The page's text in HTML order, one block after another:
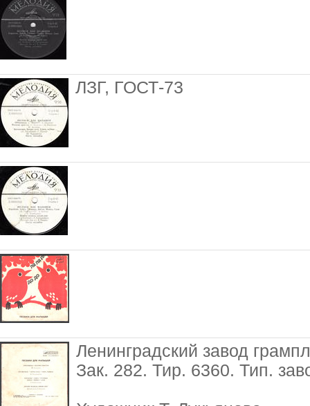
ЛЗГ, ГОСТ-73
Ленинградский завод
Зак. 282. Тир. 6360. Тип.